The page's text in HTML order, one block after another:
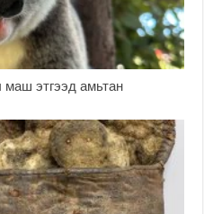
маш этгээд амьтан